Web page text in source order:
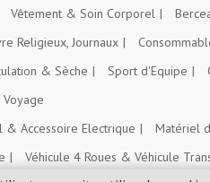
Vêtement & Soin Corporel
Religieux, Journaux
& Sèche Sport d'Equipe
& Accessoire Electrique
Matériel
Véhicule 4 Roues & Véhicule